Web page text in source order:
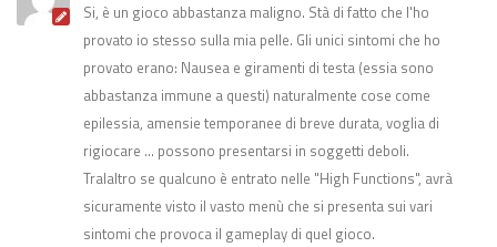
Si, è un gioco abbastanza maligno. Stà di fatto che l'ho
provato io stesso sulla mia pelle. Gli unici sintomi che ho
provato erano: Nausea e giramenti di testa (essia sono
abbastanza immune a questi) naturalmente cose come
epilessia, amensie temporanee di breve durata, voglia di
rigiocare … possono presentarsi in soggetti deboli.
Tralaltro se qualcuno è entrato nelle "High Functions", avrà
sicuramente visto il vasto menù che si presenta sui vari
sintomi che provoca il gameplay di quel gioco.